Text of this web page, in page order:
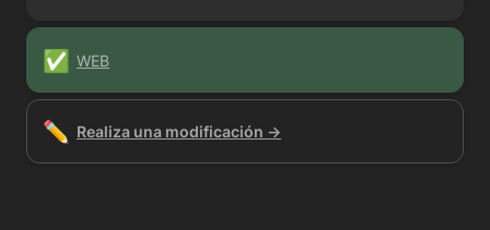
✅ WEB
✏️ Realiza una modificación →